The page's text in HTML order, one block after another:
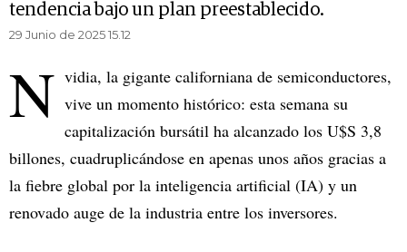
tendencia bajo un plan preestablecido.
29 Junio de 2025 15.12
N vidia, la gigante californiana de semiconductores,
vive un momento histórico: esta semana su
capitalización bursátil ha alcanzado los U$S 3,8
billones, cuadruplicándose en apenas unos años gracias a
la fiebre global por la inteligencia artificial (IA) y un
renovado auge de la industria entre los inversores.